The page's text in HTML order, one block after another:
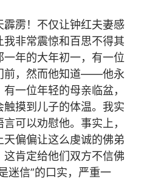
雳！不仅让钟红夫妻感
非常震惊和百思不得其
年的大年初一，有一位
前，然而他知道——他永
一位年轻的母亲临盆，
摸到儿子的体温。我实
可以劝慰他。事实上，
偏偏让这么虔诚的佛弟
肯定给他们双方不信佛
迷信”的口实，严重一